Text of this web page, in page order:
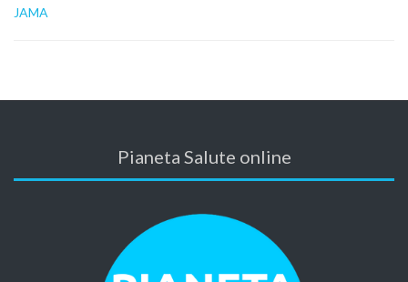
JAMA
Pianeta Salute online